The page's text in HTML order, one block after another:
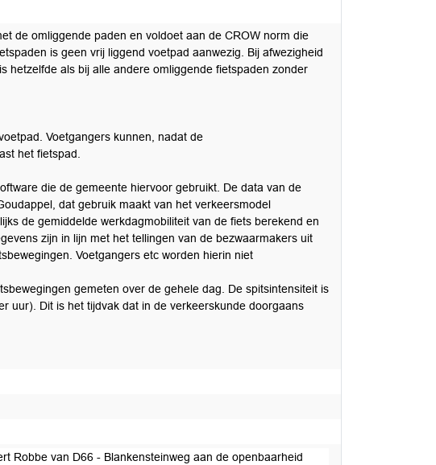
de omliggende paden en voldoet aan de CROW norm die
is geen vrij liggend voetpad aanwezig. Bij afwezigheid
hetzelfde als bij alle andere omliggende fietspaden zonder
Voetgangers kunnen, nadat de
het fietspad.
die de gemeente hiervoor gebruikt. De data van de
dat gebruik maakt van het verkeersmodel
de gemiddelde werkdagmobiliteit van de fiets berekend en
zijn in lijn met het tellingen van de bezwaarmakers uit
Voetgangers etc worden hierin niet
gemeten over de gehele dag. De spitsintensiteit is
uur). Dit is het tijdvak dat in de verkeerskunde doorgaans
Robbe van D66 - Blankensteinweg aan de openbaarheid